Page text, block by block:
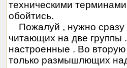
на 300 Ом
техническими терминами
обойтись.
Пожалуй , нужно сразу
читающих на две
настроенные . Во
только размышлющих